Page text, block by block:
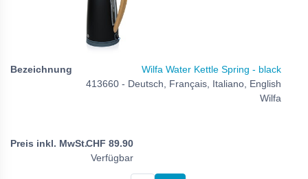
Wilfa Water Kettle Spring - black
413660 - Deutsch, Français, Italiano, English
Wilfa
CHF 89.90
Verfügbar